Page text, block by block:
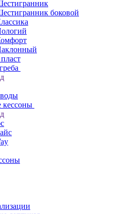
боковой
кессоны